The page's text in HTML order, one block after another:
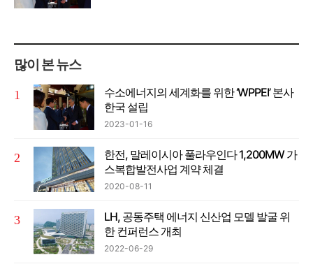
많이 본 뉴스
수소에너지의 세계화를 위한 ‘WPPEI’ 본사
한국 설립
2023-01-16
한전, 말레이시아 풀라우인다 1,200MW 가
스복합발전사업 계약 체결
2020-08-11
LH, 공동주택 에너지 신산업 모델 발굴 위
한 컨퍼런스 개최
2022-06-29